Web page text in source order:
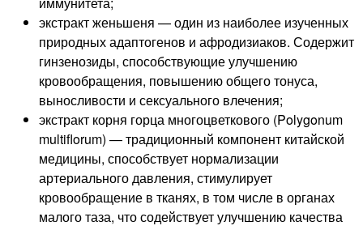
экстракт женьшеня — один из наиболее изученных
природных адаптогенов и афродизиаков. Содержит
гинзенозиды, способствующие улучшению
кровообращения, повышению общего тонуса,
выносливости и сексуального влечения;
экстракт корня горца многоцветкового (Polygonum
multiflorum) — традиционный компонент китайской
медицины, способствует нормализации
артериального давления, стимулирует
кровообращение в тканях, в том числе в органах
малого таза, что содействует улучшению качества